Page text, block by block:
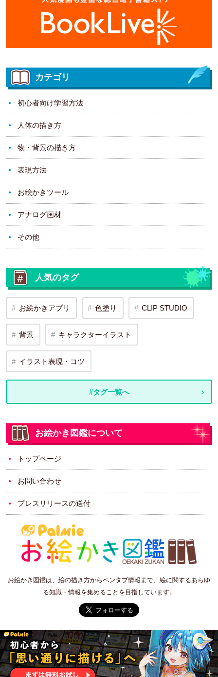
カテゴリ
初心者向け学習方法
人体の描き方
物・背景の描き方
表現方法
お絵かきツール
アナログ画材
その他
人気のタグ
お絵かきアプリ 色塗り CLIP STUDIO
背景 キャラクターイラスト
イラスト表現・コツ
#タグ一覧へ
お絵かき図鑑について
トップページ
お問い合わせ
プレスリリースの送付
お絵かき図鑑は、絵の描き方からペンタブ情報まで、絵に関するあらゆ
る知識・情報を集めることを目指しています。